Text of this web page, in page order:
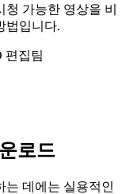
가능한 영상을 비
법입니다.
편집팀
로드
는 데에는 실용적인